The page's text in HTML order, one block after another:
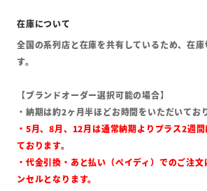
全国の系列店と在庫を共有しているため、在
す。
【ブランドオーダー選択可能の場合】
・納期は約2ヶ月半ほどお時間をいただいてお
・5月、8月、12月は通常納期よりプラス2週
ております。
・代金引換・あと払い（ペイディ）でのご注
ンセルとなります。